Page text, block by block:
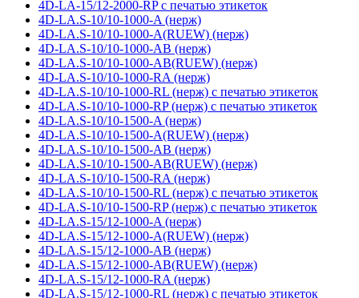
4D-LA-15/12-2000-RP с печатью этикеток
4D-LA.S-10/10-1000-A (нерж)
4D-LA.S-10/10-1000-A(RUEW) (нерж)
4D-LA.S-10/10-1000-AB (нерж)
4D-LA.S-10/10-1000-AB(RUEW) (нерж)
4D-LA.S-10/10-1000-RA (нерж)
4D-LA.S-10/10-1000-RL (нерж) с печатью этикеток
4D-LA.S-10/10-1000-RP (нерж) с печатью этикеток
4D-LA.S-10/10-1500-A (нерж)
4D-LA.S-10/10-1500-A(RUEW) (нерж)
4D-LA.S-10/10-1500-AB (нерж)
4D-LA.S-10/10-1500-AB(RUEW) (нерж)
4D-LA.S-10/10-1500-RA (нерж)
4D-LA.S-10/10-1500-RL (нерж) с печатью этикеток
4D-LA.S-10/10-1500-RP (нерж) с печатью этикеток
4D-LA.S-15/12-1000-A (нерж)
4D-LA.S-15/12-1000-A(RUEW) (нерж)
4D-LA.S-15/12-1000-AB (нерж)
4D-LA.S-15/12-1000-AB(RUEW) (нерж)
4D-LA.S-15/12-1000-RA (нерж)
4D-LA.S-15/12-1000-RL (нерж) с печатью этикеток